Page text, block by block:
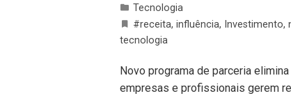
Tecnologia
#receita, influência, Investimento,
tecnologia
Novo programa de parceria
empresas e profissionais gerem